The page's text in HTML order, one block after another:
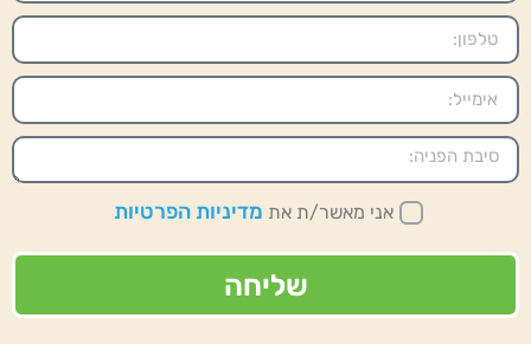
אני מאשר/ת את מדיניות הפרטיות
שליחה